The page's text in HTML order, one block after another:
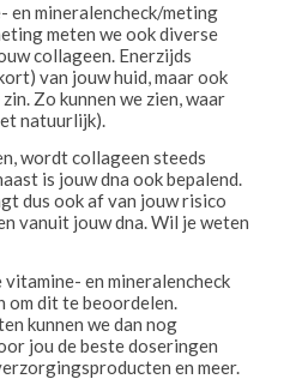
en mineralencheck/meting
meten we ook diverse
collageen. Enerzijds
van jouw huid, maar ook
Zo kunnen we zien, waar
natuurlijk).
wordt collageen steeds
is jouw dna ook bepalend.
dus ook af van jouw risico
vanuit jouw dna. Wil je weten
vitamine- en mineralencheck
om dit te beoordelen.
kunnen we dan nog
jou de beste doseringen
en meer.